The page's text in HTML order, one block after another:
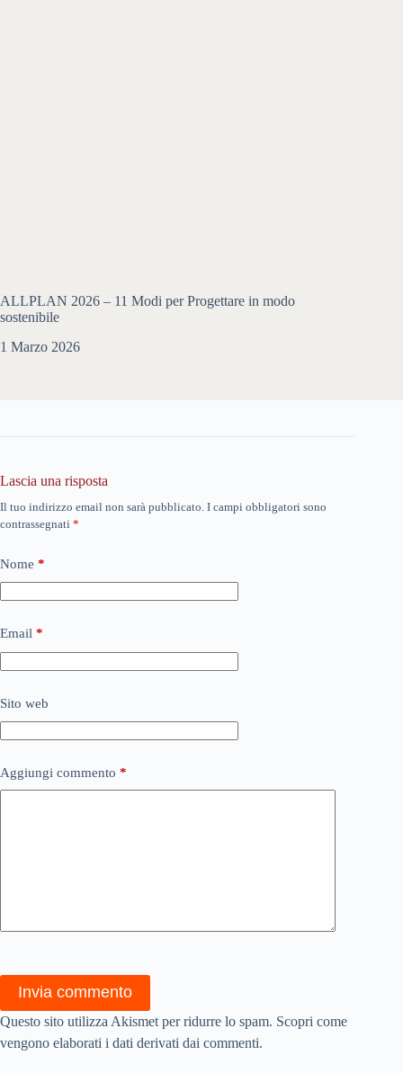
ALLPLAN 2026 – 11 Modi per Progettare in modo
sostenibile
1 Marzo 2026
Lascia una risposta
Il tuo indirizzo email non sarà pubblicato. I campi obbligatori sono
contrassegnati *
Nome *
Email *
Sito web
Aggiungi commento *
Invia commento
Questo sito utilizza Akismet per ridurre lo spam. Scopri come
vengono elaborati i dati derivati dai commenti.